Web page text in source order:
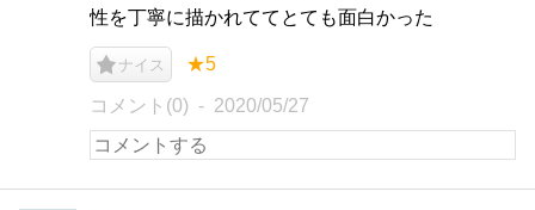
性を丁寧に描かれててとても面白かった
ナイス ★5
コメント(0) 2020/05/27